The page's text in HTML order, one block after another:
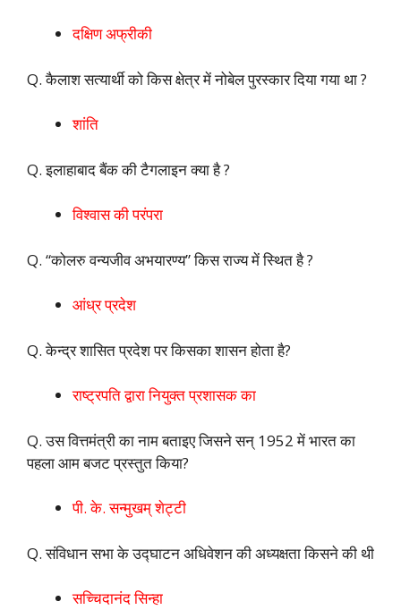
दक्षिण अफ्रीकी
Q. कैलाश सत्यार्थी को किस क्षेत्र में नोबेल पुरस्कार दिया गया था ?
शांति
Q. इलाहाबाद बैंक की टैगलाइन क्या है ?
विश्वास की परंपरा
Q. “कोलरु वन्यजीव अभयारण्य” किस राज्य में स्थित है ?
आंध्र प्रदेश
Q. केन्द्र शासित प्रदेश पर किसका शासन होता है?
राष्ट्रपति द्वारा नियुक्त प्रशासक का
Q. उस वित्तमंत्री का नाम बताइए जिसने सन् 1952 में भारत का
पहला आम बजट प्रस्तुत किया?
पी. के. सन्मुखम् शेट्टी
Q. संविधान सभा के उद्घाटन अधिवेशन की अध्यक्षता किसने की थी
सच्चिदानंद सिन्हा